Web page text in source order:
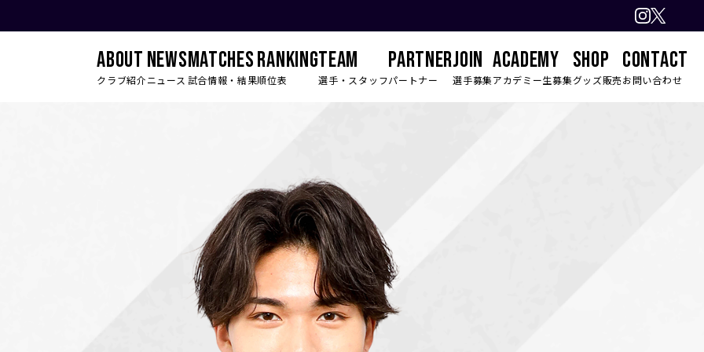
ABOUT
クラブ紹介
NEWS
ニュース
MATCHES
試合情報・結果
RANKING
順位表
TEAM
選手・スタッフ
PARTNER
パートナー
JOIN
選手募集
ACADEMY
アカデミー生募集
SHOP
グッズ販売
CONTACT
お問い合わせ